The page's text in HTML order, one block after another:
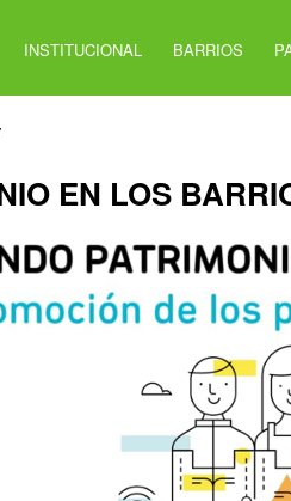
INSTITUCIONAL BARRIOS
EN LOS